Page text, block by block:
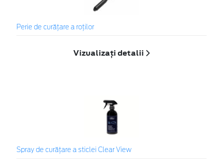
Perie de curățare a roților
Vizualizați detalii
Spray de curățare a sticlei Clear View